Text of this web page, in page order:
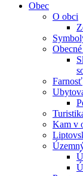
Obec
O obci
Farnosť
Kam v